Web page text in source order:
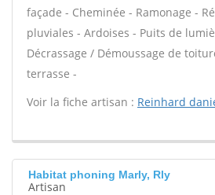
façade - Cheminée - Ramonage -
pluviales - Ardoises - Puits de
Décrassage / Démoussage de
terrasse -
Voir la fiche artisan : Reinhard
Habitat phoning Marly, Rly
Artisan